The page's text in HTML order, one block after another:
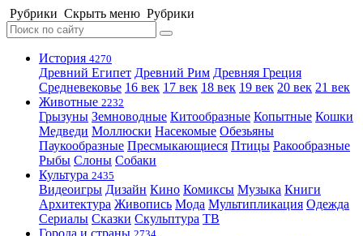
Рубрики Скрыть меню Рубрики
История 4270
Древний Египет Древний Рим Древняя Греция
Средневековье 16 век 17 век 18 век 19 век 20 век 21 век
Животные 2232
Грызуны Земноводные Китообразные Копытные Кошки
Медведи Моллюски Насекомые Обезьяны
Паукообразные Пресмыкающиеся Птицы Ракообразные
Рыбы Слоны Собаки
Культура 2435
Видеоигры Дизайн Кино Комиксы Музыка Книги
Архитектура Живопись Мода Мультипликация Одежда
Сериалы Сказки Скульптура ТВ
Города и страны